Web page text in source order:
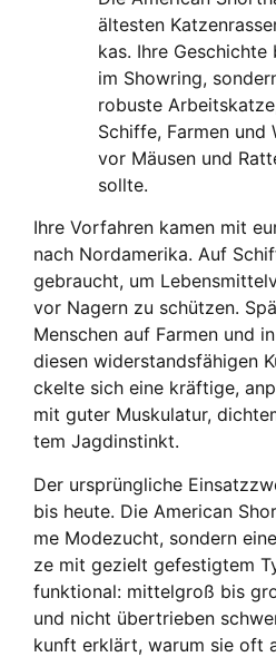
ältes­ten
kas. Ihre
im Show­ring,
robus­te
Schif­fe, Far­men und
vor Mäu­sen und
soll­te.
Ihre Vor­fah­ren kamen mit
nach Nord­ame­ri­ka. Auf
gebraucht, um
vor Nagern zu schüt­zen.
Men­schen auf Far­men und
die­sen wider­stands­fä­hi­gen
ckel­te sich eine kräf­ti­ge,
mit guter Mus­ku­la­tur,
tem Jagd­in­stinkt.
Der ursprüng­li­che
bis heu­te. Die Ame­ri­can
me Mode­zucht, son­dern
ze mit gezielt gefes­tig­tem
funk­tio­nal: mit­tel­groß bis
und nicht über­trie­ben
kunft erklärt, war­um sie oft